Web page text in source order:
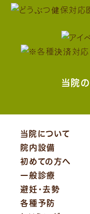
当院
当院について
院内設備
初めての方へ
一般診療
避妊・去勢
各種予防